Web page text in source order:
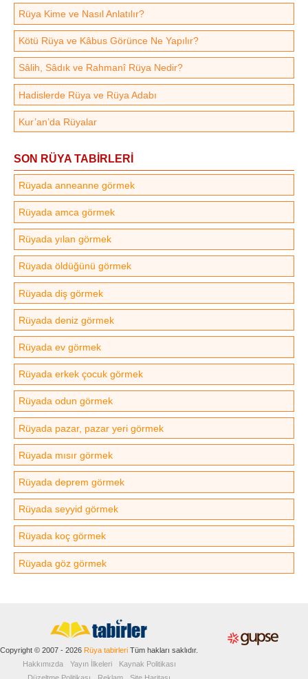
Rüya Kime ve Nasıl Anlatılır?
Kötü Rüya ve Kâbus Görünce Ne Yapılır?
Sâlih, Sâdık ve Rahmanî Rüya Nedir?
Hadislerde Rüya ve Rüya Adabı
Kur’an’da Rüyalar
SON RÜYA TABİRLERİ
Rüyada anneanne görmek
Rüyada amca görmek
Rüyada yılan görmek
Rüyada öldüğünü görmek
Rüyada diş görmek
Rüyada deniz görmek
Rüyada ev görmek
Rüyada erkek çocuk görmek
Rüyada odun görmek
Rüyada pazar, pazar yeri görmek
Rüyada mısır görmek
Rüyada deprem görmek
Rüyada seyyid görmek
Rüyada koç görmek
Rüyada göz görmek
Copyright © 2007 - 2026 Rüya tabirleri Tüm hakları saklıdır.
Hakkımızda
Yayın İlkeleri
Kaynak Politikası